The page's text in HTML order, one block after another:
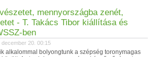
mennyországba zenét,
- T. Takács Tibor kiállítása és
ben
december 20. 00:15
alkalommal bolyongtunk a szépség toronymagas